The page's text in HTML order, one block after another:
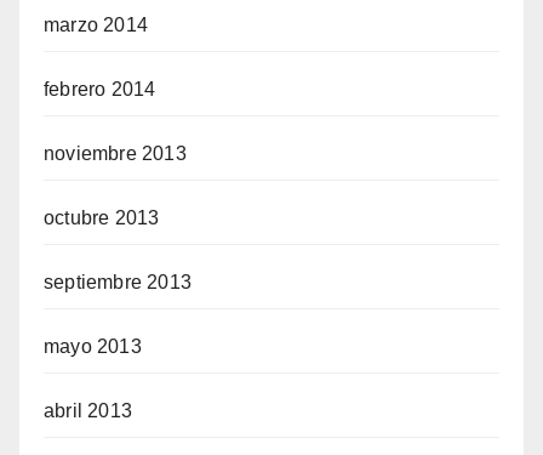
marzo 2014
febrero 2014
noviembre 2013
octubre 2013
septiembre 2013
mayo 2013
abril 2013